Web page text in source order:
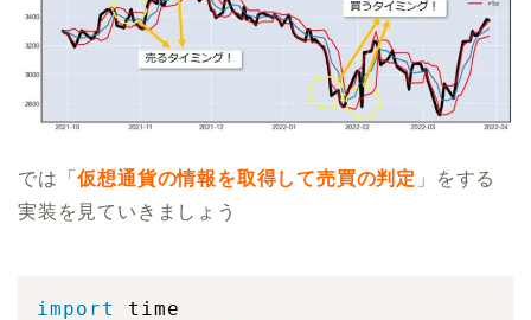
では「仮想通貨の情報を取得して売買の判定 」をする
実装を見ていきましょう
import